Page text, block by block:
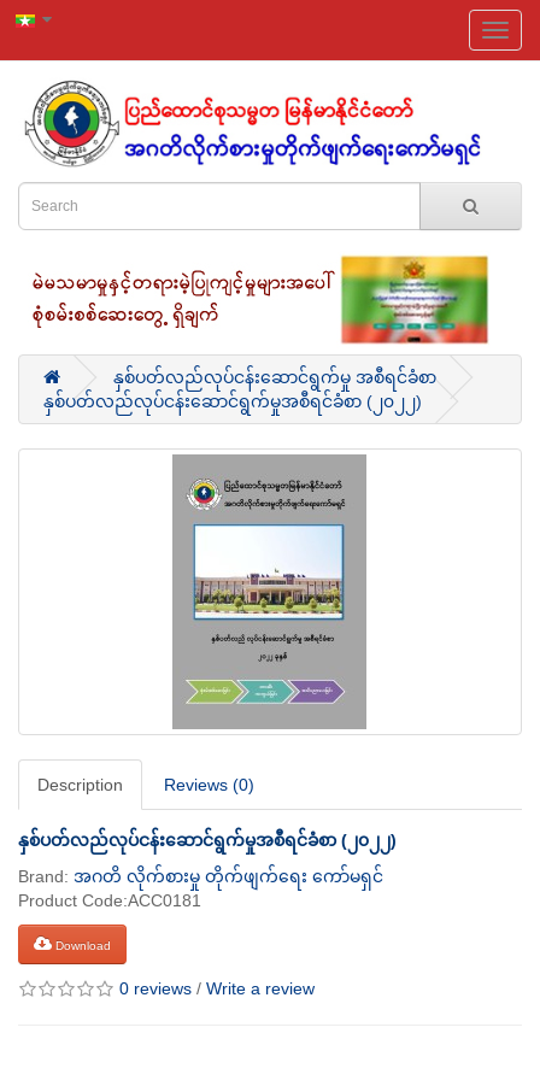
နှစ်ပတ်လည်လုပ်ငန်းဆောင်ရွက်မှု အစီရင်ခံစာ
နှစ်ပတ်လည်လုပ်ငန်းဆောင်ရွက်မှုအစီရင်ခံစာ (၂၀၂၂)
Description Reviews (0)
နှစ်ပတ်လည်လုပ်ငန်းဆောင်ရွက်မှုအစီရင်ခံစာ (၂၀၂၂)
Brand: အဂတိ လိုက်စားမှု တိုက်ဖျက်ရေး ကော်မရှင်
Product Code:ACC0181
Download
0 reviews / Write a review